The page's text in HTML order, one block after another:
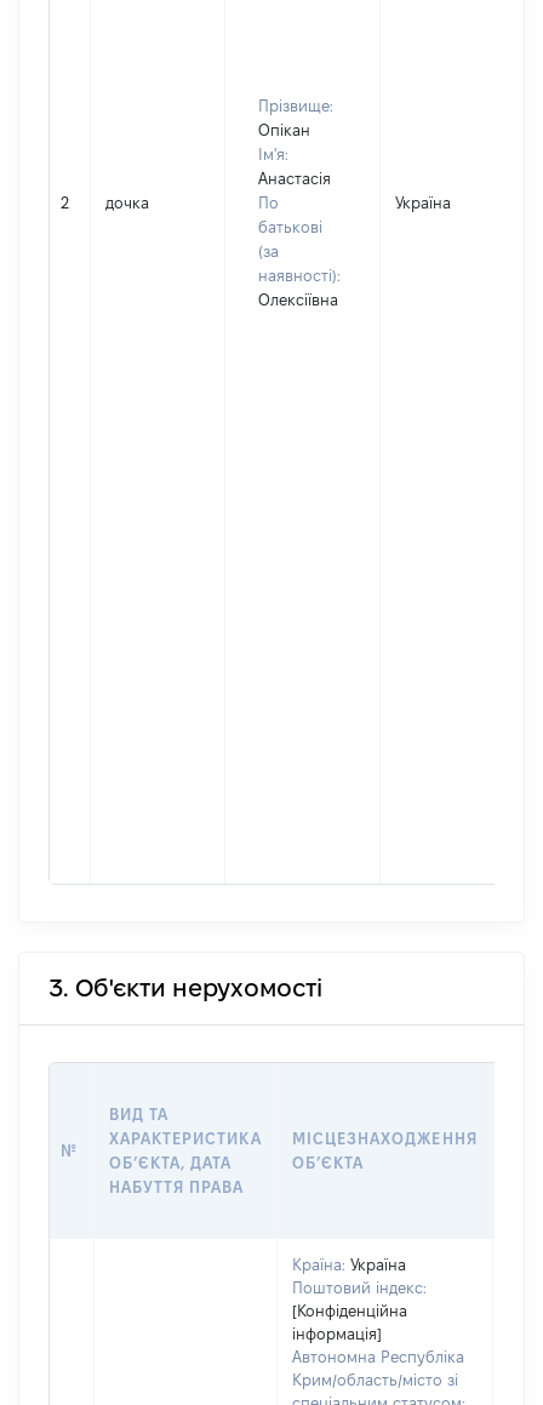
2 дочка
Прізвище:
Опікан
Ім'я:
Анастасія
По
батькові
(за
наявності):
Олексіївна
Україна
3. Об'єкти нерухомості
№
ВИД ТА
ХАРАКТЕРИСТИКА
ОБʼЄКТА, ДАТА
НАБУТТЯ ПРАВА
МІСЦЕЗНАХОДЖЕННЯ
ОБʼЄКТА
Країна: Україна
Поштовий індекс:
[Конфіденційна
інформація]
Автономна Республіка
Крим/область/місто зі